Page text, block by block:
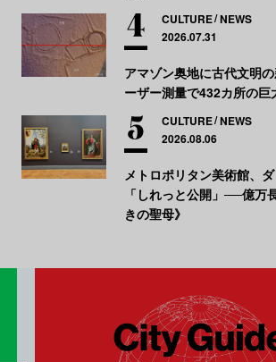
CULTURE NEWS
2026.07.31
アマゾン奥地に古代文明
ーザー測量で432カ所の巨
CULTURE NEWS
2026.08.06
メトロポリタン美術館、
「しれっと公開」──億万
きの聖母》